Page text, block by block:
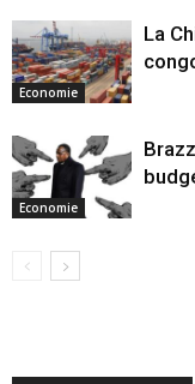
Economie
La
Economie